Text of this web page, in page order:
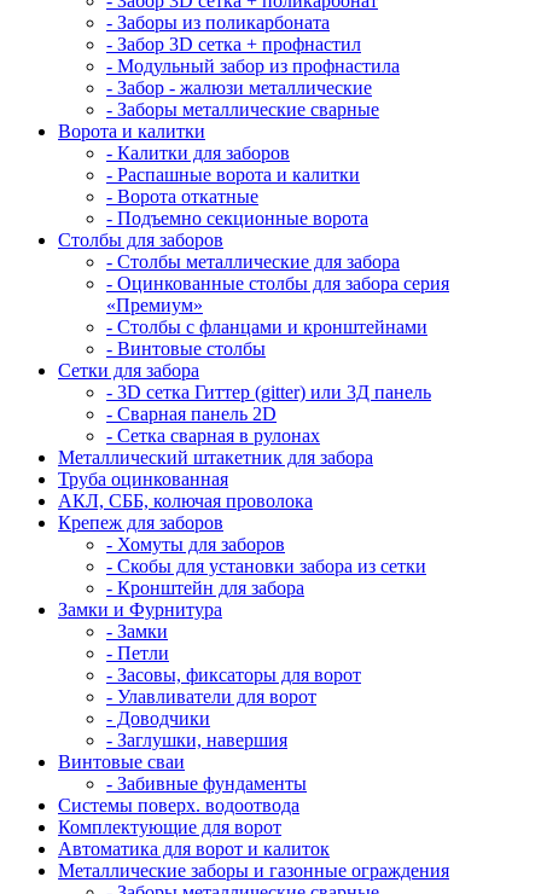
- Заборы из поликарбоната
- Забор 3D сетка + профнастил
- Модульный забор из профнастила
- Забор - жалюзи металлические
- Заборы металлические сварные
Ворота и калитки
- Калитки для заборов
- Распашные ворота и калитки
- Ворота откатные
- Подъемно секционные ворота
Столбы для заборов
- Столбы металлические для забора
- Оцинкованные столбы для забора серия
«Премиум»
- Столбы с фланцами и кронштейнами
- Винтовые столбы
Сетки для забора
- 3D сетка Гиттер (gitter) или 3Д панель
- Сварная панель 2D
- Сетка сварная в рулонах
Металлический штакетник для забора
Труба оцинкованная
АКЛ, СББ, колючая проволока
Крепеж для заборов
- Хомуты для заборов
- Скобы для установки забора из сетки
- Кронштейн для забора
Замки и Фурнитура
- Замки
- Петли
- Засовы, фиксаторы для ворот
- Улавливатели для ворот
- Доводчики
- Заглушки, навершия
Винтовые сваи
- Забивные фундаменты
Системы поверх. водоотвода
Комплектующие для ворот
Автоматика для ворот и калиток
Металлические заборы и газонные ограждения